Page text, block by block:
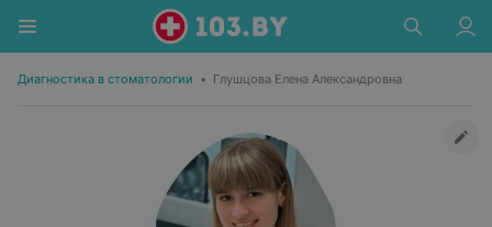
Диагностика в стоматологии • Глушцова Елена Александровна